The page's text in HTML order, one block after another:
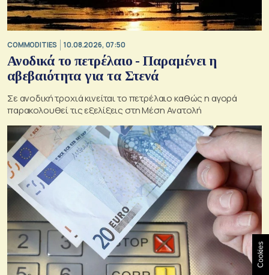
COMMODITIES 10.08.2026, 07:50
Ανοδικά το πετρέλαιο - Παραμένει η
αβεβαιότητα για τα Στενά
Σε ανοδική τροχιά κινείται το πετρέλαιο καθώς η αγορά
παρακολουθεί τις εξελίξεις στη Μέση Ανατολή
Cookies